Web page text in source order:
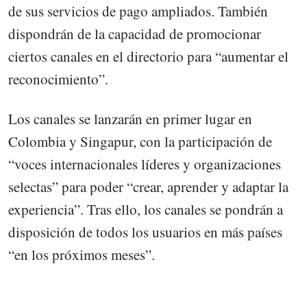
de sus servicios de pago ampliados. También
dispondrán de la capacidad de promocionar
ciertos canales en el directorio para “aumentar el
reconocimiento”.
Los canales se lanzarán en primer lugar en
Colombia y Singapur, con la participación de
“voces internacionales líderes y organizaciones
selectas” para poder “crear, aprender y adaptar la
experiencia”. Tras ello, los canales se pondrán a
disposición de todos los usuarios en más países
“en los próximos meses”.